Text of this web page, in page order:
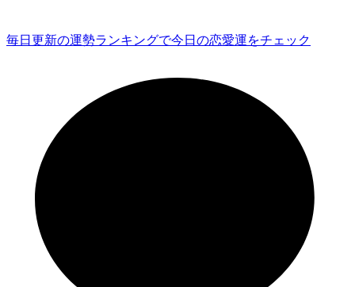
毎日更新の運勢ランキングで今日の恋愛運をチェック